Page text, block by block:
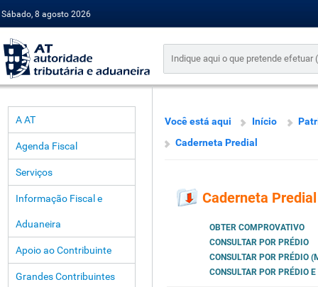
Sábado, 8 agosto 2026
A AT
Agenda Fiscal
Serviços
Informação Fiscal e
Aduaneira
Apoio ao Contribuinte
Grandes Contribuintes
Você está aqui Início
Caderneta Predial
Caderneta Predial
OBTER COMPROVATIVO
CONSULTAR POR PRÉDIO
CONSULTAR POR PRÉDIO
CONSULTAR POR PRÉDIO